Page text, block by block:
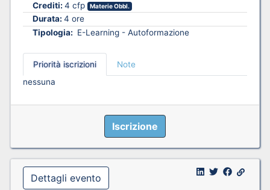
Crediti: 4 cfp Materie Obbl.
Durata: 4 ore
Tipologia: E-Learning - Autoformazione
Priorità iscrizioni
Note
nessuna
Iscrizione
Dettagli evento